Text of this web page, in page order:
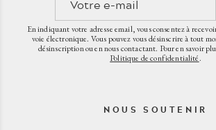
En indiquant votre adresse email, vous consentez à
voie électronique. Vous pouvez vous désinscrire à tout
désinscription ou en nous contactant. Pour en savoir
Politique de confidentialité.
NOUS SOUTENIR